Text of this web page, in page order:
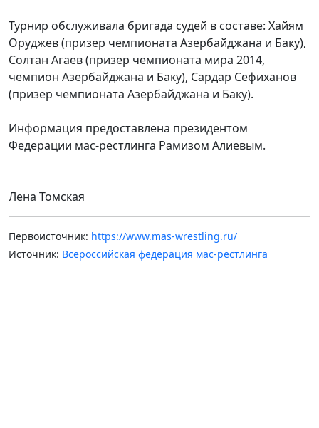
Турнир обслуживала бригада судей в составе: Хайям
Оруджев (призер чемпионата Азербайджана и Баку),
Солтан Агаев (призер чемпионата мира 2014,
чемпион Азербайджана и Баку), Сардар Сефиханов
(призер чемпионата Азербайджана и Баку).
Информация предоставлена президентом
Федерации мас-рестлинга Рамизом Алиевым.
Лена Томская
Первоисточник: https://www.mas-wrestling.ru/
Источник: Всероссийская федерация мас-рестлинга